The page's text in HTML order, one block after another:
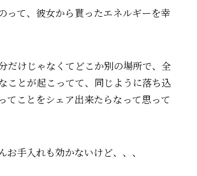
って、彼女から貰ったエネルギーを幸
だけじゃなくてどこか別の場所で、全
ことが起こってて、同じように落ち込
てことをシェア出来たらなって思って
手入れも効かないけど、、、